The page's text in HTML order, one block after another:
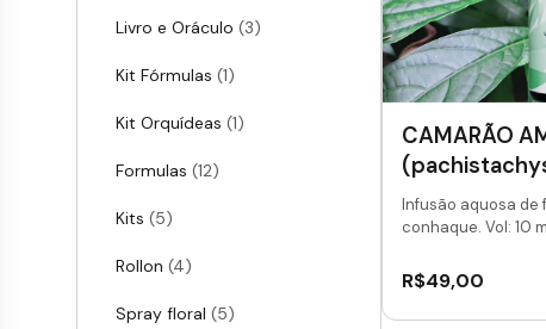
Livro e Oráculo (3)
Kit Fórmulas (1)
Kit Orquídeas (1)
Formulas (12)
Kits (5)
Rollon (4)
Spray floral (5)
CAMARÃO
Infusão aquosa de
conhaque. Vol: 10
R$49,00